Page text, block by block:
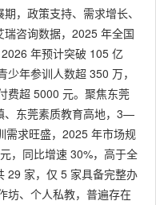
，政策支持、需求增长、
咨询数据，2025 年全国
年预计突破 105 亿
年参训人数超 350 万，
费超 5000 元。聚焦东莞
、东莞素质教育高地，3—
需求旺盛，2025 年市场规
，同比增速 30%，高于全
29 家，仅 5 家具备完整办
坊、个人私教，普遍存在